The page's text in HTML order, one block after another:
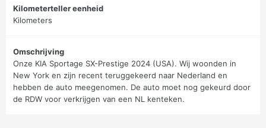
Kilometerteller eenheid
Kilometers
Omschrijving
Onze KIA Sportage SX-Prestige 2024 (USA). Wij woonden in
New York en zijn recent teruggekeerd naar Nederland en
hebben de auto meegenomen. De auto moet nog gekeurd door
de RDW voor verkrijgen van een NL kenteken.